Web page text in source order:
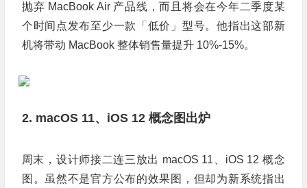
抛弃 MacBook Air 产品线，而且将会在今年二季度某
个时间点发布至少一款「低价」型号。他指出这部新
机将带动 MacBook 整体销售量提升 10%-15%。
2. macOS 11、iOS 12 概念图出炉
周末，设计师接二连三放出 macOS 11、iOS 12 概念
图。虽然不是官方公布的效果图，但却为新系统指出